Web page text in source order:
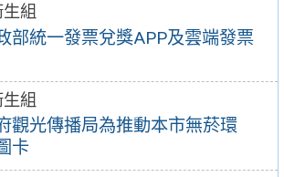
組
部統一發票兌獎APP及雲端發票
組
觀光傳播局為推動本市無菸環
卡